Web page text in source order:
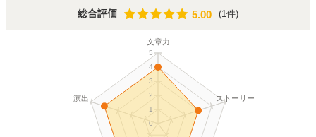
総合評価 5.00
5.00 (1件)
文章力
ストーリー
演出
0
1
2
3
4
5